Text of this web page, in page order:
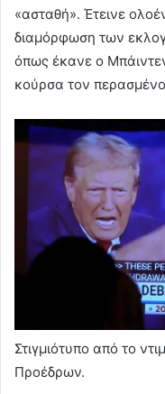
«ασταθή». Έτεινε
διαμόρφωση των
όπως έκανε ο
κούρσα τον περασμένο
Στιγμιότυπο από το
Προέδρων.